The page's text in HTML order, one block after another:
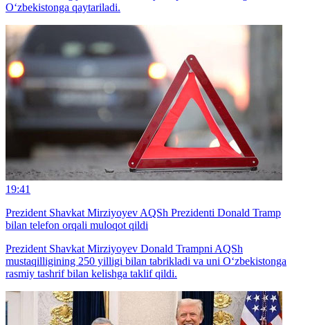
O‘zbekistonga qaytariladi.
19:41
Prezident Shavkat Mirziyoyev AQSh Prezidenti Donald Tramp
bilan telefon orqali muloqot qildi
Prezident Shavkat Mirziyoyev Donald Trampni AQSh
mustaqilligining 250 yilligi bilan tabrikladi va uni O‘zbekistonga
rasmiy tashrif bilan kelishga taklif qildi.